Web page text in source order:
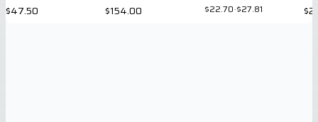
$47.50 $154.00
$22.70-$27.81